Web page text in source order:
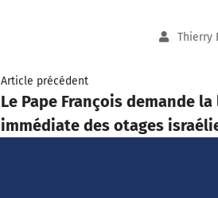
Thierry
Article précédent
Le Pape François demande
immédiate des otages